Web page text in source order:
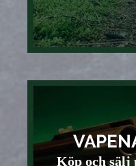
Köp och sälj